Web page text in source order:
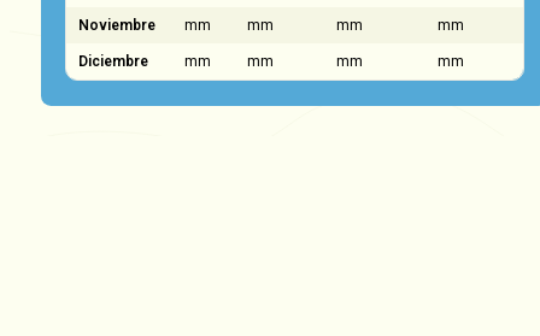
Noviembre mm mm mm mm
Diciembre mm mm mm mm